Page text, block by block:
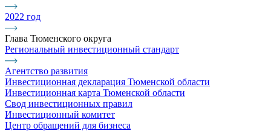
2022 год
Глава Тюменского округа
Региональный инвестиционный стандарт
Агентство развития
Инвестиционная декларация Тюменской области
Инвестиционная карта Тюменской области
Свод инвестиционных правил
Инвестиционный комитет
Центр обращений для бизнеса